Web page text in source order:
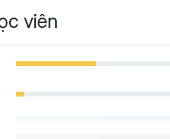
viên